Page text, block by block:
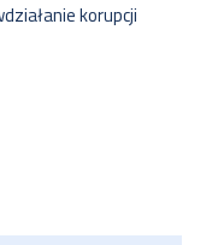
korupcji